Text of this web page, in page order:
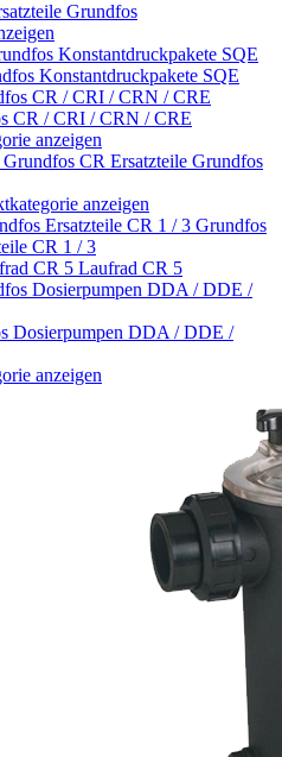
Grundfos
Konstantdruckpakete SQE
CR / CRI / CRN / CRE
anzeigen
Ersatzteile Grundfos
anzeigen
Grundfos
CR 1 / 3
Laufrad CR 5
Dosierpumpen DDA / DDE /
anzeigen